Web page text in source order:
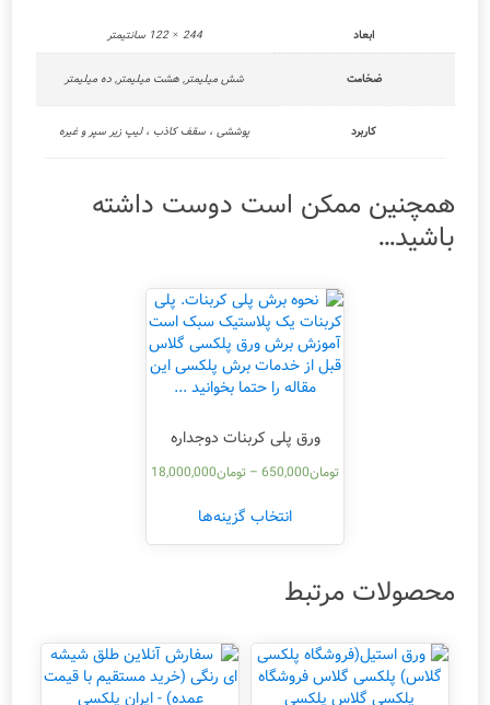
ابعاد 244 × 122 سانتیمتر
ضخامت شش میلیمتر, هشت میلیمتر, ده میلیمتر
کاربرد پوششی ، سقف کاذب ، لیپ زیر سپر و غیره
همچنین ممکن است دوست داشته
باشید…
ورق پلی کربنات دوجداره
تومان650,000
– تومان18,000,000
انتخاب گزینه‌ها
محصولات مرتبط